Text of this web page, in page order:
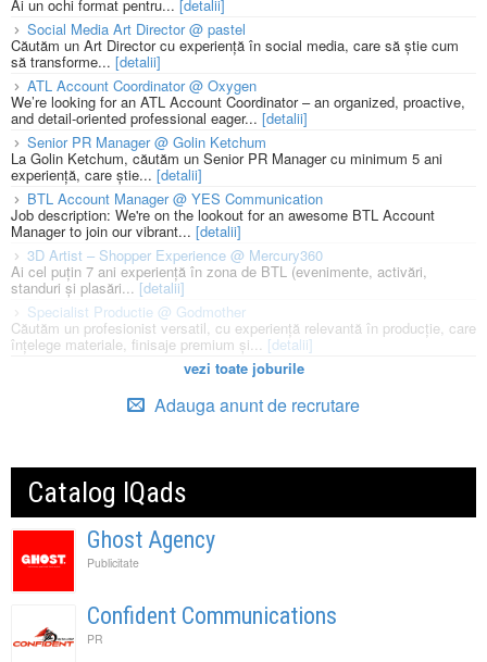
Ai un ochi format pentru... [detalii]
Social Media Art Director @ pastel
Căutăm un Art Director cu experiență în social media, care să știe cum
să transforme... [detalii]
ATL Account Coordinator @ Oxygen
We’re looking for an ATL Account Coordinator – an organized, proactive,
and detail-oriented professional eager... [detalii]
Senior PR Manager @ Golin Ketchum
La Golin Ketchum, căutăm un Senior PR Manager cu minimum 5 ani
experiență, care știe... [detalii]
BTL Account Manager @ YES Communication
Job description: We're on the lookout for an awesome BTL Account
Manager to join our vibrant... [detalii]
3D Artist – Shopper Experience @ Mercury360
Ai cel puțin 7 ani experiență în zona de BTL (evenimente, activări,
standuri și plasări...[detalii]
Specialist Productie @ Godmother
Căutăm un profesionist versatil, cu experiență relevantă în producție, care
înțelege materiale, finisaje premium și... [detalii]
vezi toate joburile
Adauga anunt de recrutare
Catalog IQads
Ghost Agency
Publicitate
Confident Communications
PR